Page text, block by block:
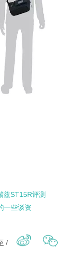
ST15R评测
一些谈资
/